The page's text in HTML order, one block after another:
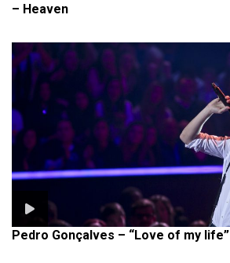
– Heaven
Pedro Gonçalves – “Love of my life”